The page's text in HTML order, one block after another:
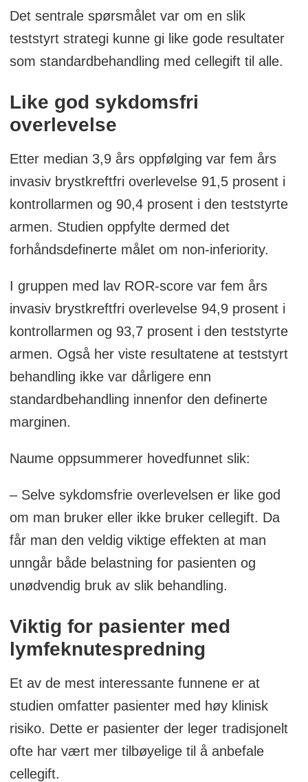
Det sentrale spørsmålet var om en slik
teststyrt strategi kunne gi like gode resultater
som standardbehandling med cellegift til alle.
Like god sykdomsfri
overlevelse
Etter median 3,9 års oppfølging var fem års
invasiv brystkreftfri overlevelse 91,5 prosent i
kontrollarmen og 90,4 prosent i den teststyrte
armen. Studien oppfylte dermed det
forhåndsdefinerte målet om non-inferiority.
I gruppen med lav ROR-score var fem års
invasiv brystkreftfri overlevelse 94,9 prosent i
kontrollarmen og 93,7 prosent i den teststyrte
armen. Også her viste resultatene at teststyrt
behandling ikke var dårligere enn
standardbehandling innenfor den definerte
marginen.
Naume oppsummerer hovedfunnet slik:
– Selve sykdomsfrie overlevelsen er like god
om man bruker eller ikke bruker cellegift. Da
får man den veldig viktige effekten at man
unngår både belastning for pasienten og
unødvendig bruk av slik behandling.
Viktig for pasienter med
lymfeknutespredning
Et av de mest interessante funnene er at
studien omfatter pasienter med høy klinisk
risiko. Dette er pasienter der leger tradisjonelt
ofte har vært mer tilbøyelige til å anbefale
cellegift.